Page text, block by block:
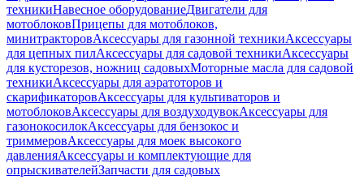
техникиНавесное оборудованиеДвигатели для
мотоблоковПрицепы для мотоблоков,
минитракторовАксессуары для газонной техникиАксессуары
для цепных пилАксессуары для садовой техникиАксессуары
для кусторезов, ножниц садовыхМоторные масла для садовой
техникиАксессуары для аэратоторов и
скарификаторовАксессуары для культиваторов и
мотоблоковАксессуары для воздуходувокАксессуары для
газонокосилокАксессуары для бензокос и
триммеровАксессуары для моек высокого
давленияАксессуары и комплектующие для
опрыскивателейЗапчасти для садовых